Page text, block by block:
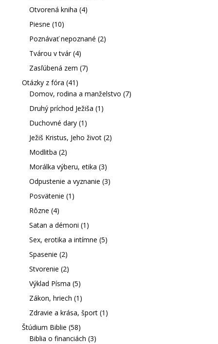
Otvorená kniha (4)
Piesne (10)
Poznávať nepoznané (2)
Tvárou v tvár(4)
Zasľúbená zem (7)
Otázky z fóra (41)
Domov, rodina a manželstvo (7)
Druhý príchod Ježiša (1)
Duchovné dary(1)
Ježiš Kristus, Jeho život(2)
Modlitba (2)
Morálka výberu, etika (3)
Odpustenie a vyznanie (3)
Posvätenie (1)
Rôzne (4)
Satan a démoni (1)
Sex, erotika a intímne (5)
Spasenie (2)
Stvorenie (2)
Výklad Písma (5)
Zákon, hriech (1)
Zdravie a krása, šport(1)
Štúdium Biblie (58)
Biblia o financiách (3)